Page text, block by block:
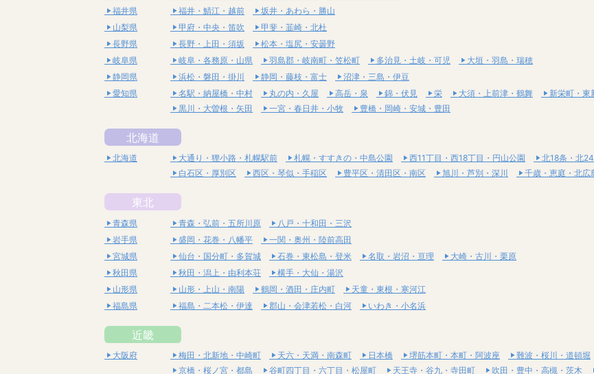
福井県
福井・鯖江・越前
坂井・あわら・勝山
山梨県
甲府・中央・笛吹
甲斐・韮崎・北杜
長野県
長野・上田・須坂
松本・塩尻・安曇野
岐阜県
岐阜・各務原・山県 羽島郡・岐南町・笠松町 多治見・土岐・可児
大垣・羽島・瑞穂
静岡県
浜松・磐田・掛川 静岡・藤枝・富士
沼津・三島・伊豆
愛知県
名駅・納屋橋・中村 丸の内・久屋 高岳・泉 錦・伏見 栄 大須・上前津・鶴舞 新栄町・東
黒川・大曽根・矢田
一宮・春日井・小牧 豊橋・岡崎・安城・豊田
北海道
北海道 大通り・狸小路・札幌駅前 札幌・すすきの・中島公園 西11丁目・西18丁目・円山公園 北18条・北
白石区・厚別区
西区・琴似・手稲区 豊平区・清田区・南区 旭川・芦別・深川 千歳・恵庭・北広
東北
青森県 青森・弘前・五所川原
八戸・十和田・三沢
岩手県
盛岡・花巻・八幡平
一関・奥州・陸前高田
宮城県
仙台・国分町・多賀城 石巻・東松島・登米 名取・岩沼・亘理
大崎・古川・栗原
秋田県
秋田・潟上・由利本荘
横手・大仙・湯沢
山形県
山形・上山・南陽 鶴岡・酒田・庄内町
天童・東根・寒河江
福島県
福島・二本松・伊達 郡山・会津若松・白河 いわき・小名浜
近畿
大阪府 梅田・北新地・中崎町 天六・天満・南森町 日本橋 堺筋本町・本町・阿波座 難波・桜川・道頓堀
京橋・桜ノ宮・都島
谷町四丁目・六丁目・松屋町 天王寺・谷九・寺田町 吹田・豊中・高槻・茨木